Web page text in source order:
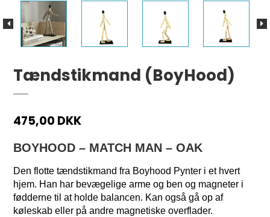
Tændstikmand (BoyHood)
475,00 DKK
BOYHOOD – MATCH MAN – OAK
Den flotte tændstikmand fra Boyhood Pynter i et hvert
hjem. Han har bevægelige arme og ben og magneter i
fødderne til at holde balancen. Kan også gå op af
køleskab eller på andre magnetiske overflader.